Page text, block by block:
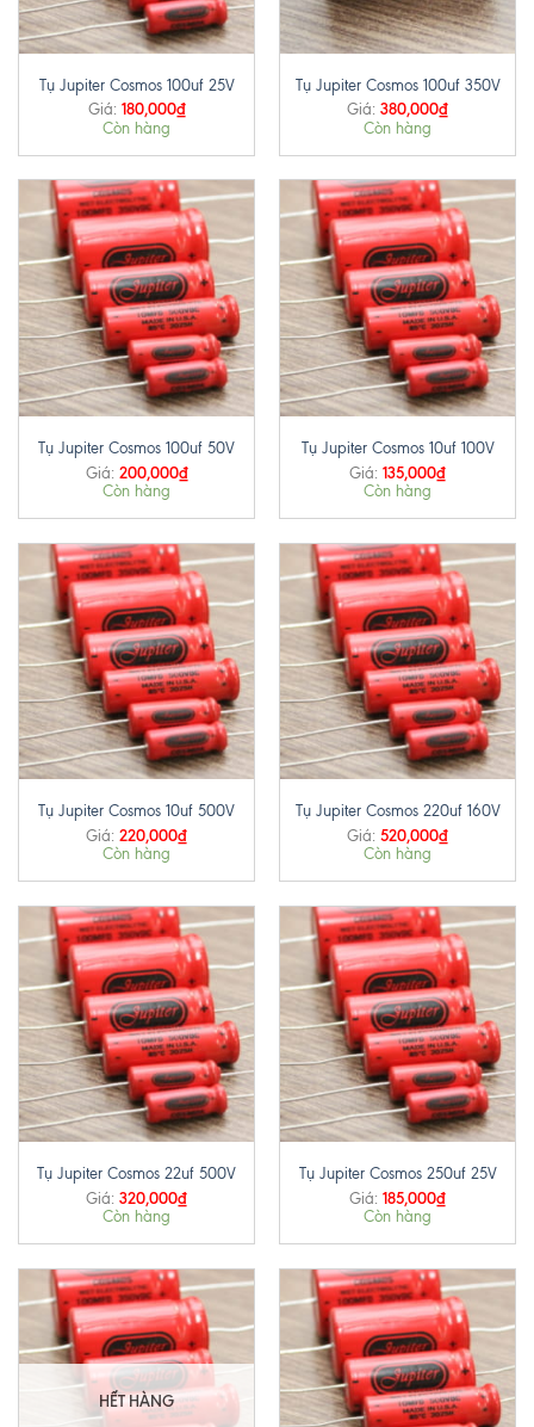
Tụ Jupiter Cosmos 100uf 25V
Giá: 180,000₫
Còn hàng
Tụ Jupiter Cosmos 100uf 350V
Giá: 380,000₫
Còn hàng
Tụ Jupiter Cosmos 100uf 50V
Giá: 200,000₫
Còn hàng
Tụ Jupiter Cosmos 10uf 100V
Giá: 135,000₫
Còn hàng
Tụ Jupiter Cosmos 10uf 500V
Giá: 220,000₫
Còn hàng
Tụ Jupiter Cosmos 220uf 160V
Giá: 520,000₫
Còn hàng
Tụ Jupiter Cosmos 22uf 500V
Giá: 320,000₫
Còn hàng
Tụ Jupiter Cosmos 250uf 25V
Giá: 185,000₫
Còn hàng
HẾT HÀNG